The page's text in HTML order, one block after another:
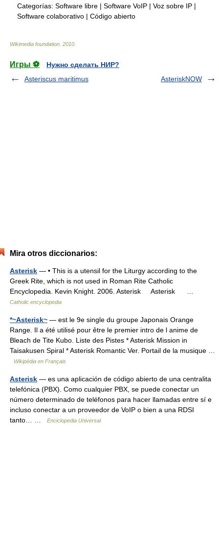
Categorías: Software libre | Software VoIP | Voz sobre IP |
Software colaborativo | Código abierto
Wikimedia foundation 2010
Игры ⚽
Нужно сделать НИР?
Asteriscus maritimus
AsteriskNOW
Mira otros diccionarios:
Asterisk — • This is a utensil for the Liturgy according to the
Greek Rite, which is not used in Roman Rite Catholic
Encyclopedia. Kevin Knight. 2006. Asterisk Asterisk …
Catholic encyclopedia
*~Asterisk~ — est le 9e single du groupe Japonais Orange
Range. Il a été utilisé pour être le premier intro de l anime de
Bleach de Tite Kubo. Liste des Pistes * Asterisk Mission in
Taisakusen Spiral * Asterisk Romantic Ver. Portail de la musique …
Wikipédia en Français
Asterisk — es una aplicación de código abierto de una centralita
telefónica (PBX). Como cualquier PBX, se puede conectar un
número determinado de teléfonos para hacer llamadas entre sí e
incluso conectar a un proveedor de VoIP o bien a una RDSI
tanto… …
Enciclopedia Universal